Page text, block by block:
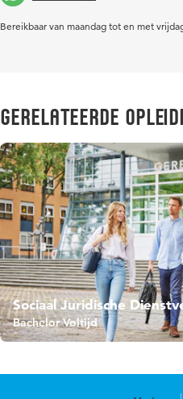
Bereikbaar van maandag tot en met
Gerelateerde
Sociaal Juridische
Bachelor Voltijd